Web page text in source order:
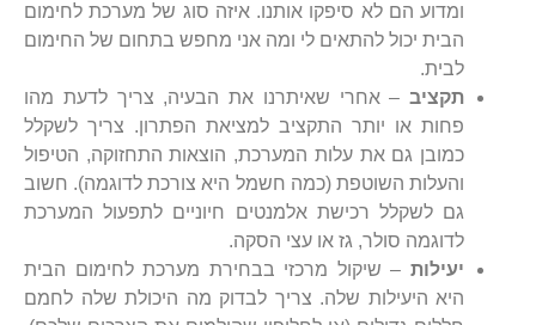
ומדוע הם לא סיפקו אותנו. איזה סוג של מערכת לחימום
הבית יכול להתאים לי ומה אני מחפש בתחום של החימום
לבית.
תקציב – אחרי שאיתרנו את הבעיה, צריך לדעת מהו
פחות או יותר התקציב למציאת הפתרון. צריך לשקלל
כמובן גם את עלות המערכת, הוצאות התחזוקה, הטיפול
והעלות השוטפת (כמה חשמל היא צורכת לדוגמה). חשוב
גם לשקלל רכישת אלמנטים חיוניים לתפעול המערכת
לדוגמה סולר, גז או עצי הסקה.
יעילות – שיקול מרכזי בבחירת מערכת לחימום הבית
היא היעילות שלה. צריך לבדוק מה היכולת שלה לחמם